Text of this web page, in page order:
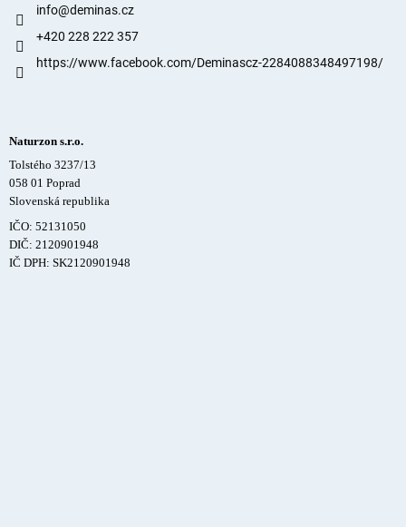
info@deminas.cz
+420 228 222 357
https://www.facebook.com/Deminascz-2284088348497198/
Naturzon s.r.o.
Tolstého 3237/13
058 01 Poprad
Slovenská republika
IČO: 52131050
DIČ: 2120901948
IČ DPH: SK2120901948